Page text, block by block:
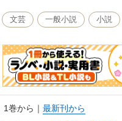
文芸 一般小説 小説
1巻から ｜ 最新刊から